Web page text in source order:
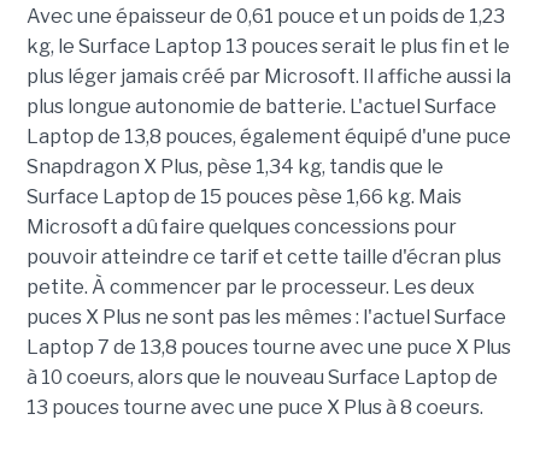
Avec une épaisseur de 0,61 pouce et un poids de 1,23
kg, le Surface Laptop 13 pouces serait le plus fin et le
plus léger jamais créé par Microsoft. Il affiche aussi la
plus longue autonomie de batterie. L'actuel Surface
Laptop de 13,8 pouces, également équipé d'une puce
Snapdragon X Plus, pèse 1,34 kg, tandis que le
Surface Laptop de 15 pouces pèse 1,66 kg. Mais
Microsoft a dû faire quelques concessions pour
pouvoir atteindre ce tarif et cette taille d'écran plus
petite. À commencer par le processeur. Les deux
puces X Plus ne sont pas les mêmes : l'actuel Surface
Laptop 7 de 13,8 pouces tourne avec une puce X Plus
à 10 coeurs, alors que le nouveau Surface Laptop de
13 pouces tourne avec une puce X Plus à 8 coeurs.